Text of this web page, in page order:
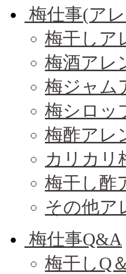
梅仕事(ア
梅干しア
梅酒アレ
梅ジャム
梅シロッ
梅酢アレ
カリカリ
梅干し酢
その他ア
梅仕事Q&A
梅干しQ